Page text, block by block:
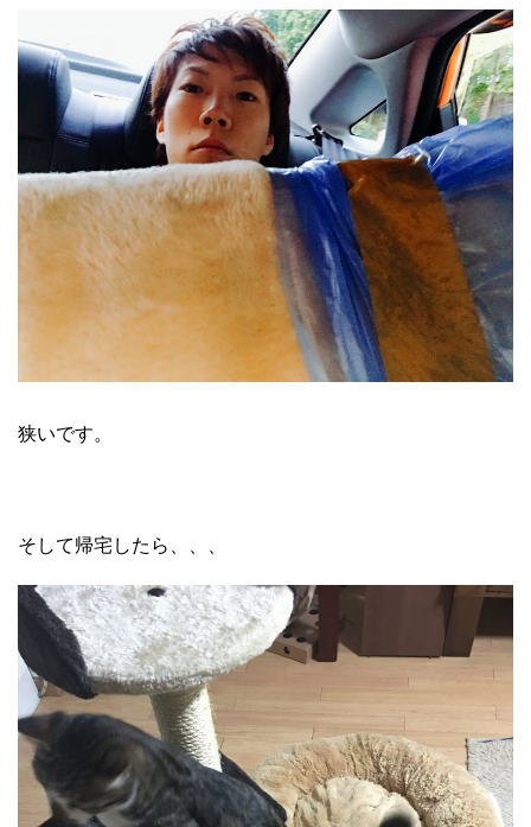
狭いです。
そして帰宅したら、、、